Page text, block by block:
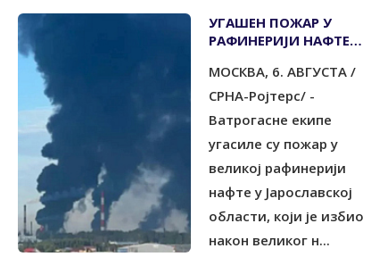
УГАШЕН ПОЖАР У
РАФИНЕРИЈИ НАФТЕ
УКРАЈИНСКИХ ДРОНОВА
МОСКВА, 6. АВГУСТА /
СРНА-Ројтерс/ -
Ватрогасне екипе
угасиле су пожар у
великој рафинерији
нафте у Јарославској
области, који је избио
након великог н...